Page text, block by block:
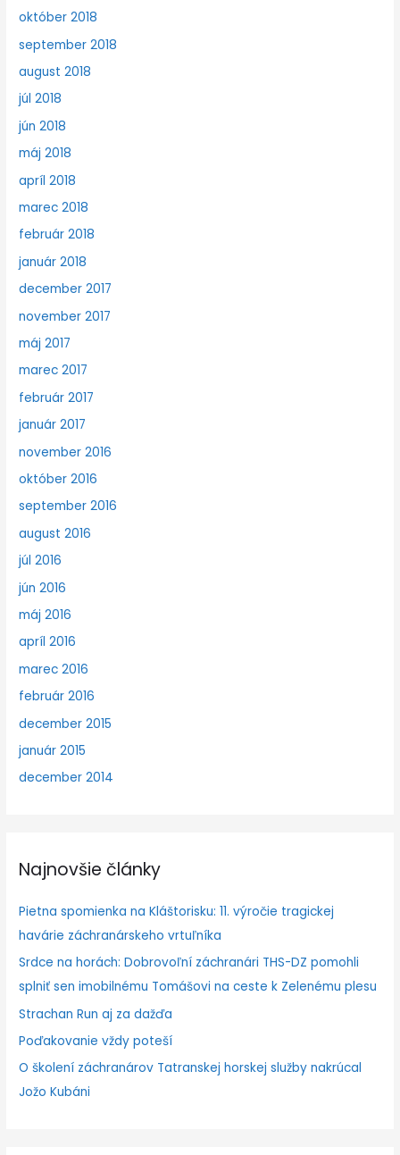
október 2018
september 2018
august 2018
júl 2018
jún 2018
máj 2018
apríl 2018
marec 2018
február 2018
január 2018
december 2017
november 2017
máj 2017
marec 2017
február 2017
január 2017
november 2016
október 2016
september 2016
august 2016
júl 2016
jún 2016
máj 2016
apríl 2016
marec 2016
február 2016
december 2015
január 2015
december 2014
Najnovšie články
Pietna spomienka na Kláštorisku: 11. výročie tragickej
havárie záchranárskeho vrtuľníka
Srdce na horách: Dobrovoľní záchranári THS-DZ pomohli
splniť sen imobilnému Tomášovi na ceste k Zelenému plesu
Strachan Run aj za dažďa
Poďakovanie vždy poteší
O školení záchranárov Tatranskej horskej služby nakrúcal
Jožo Kubáni